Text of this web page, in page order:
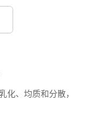
化、均质和分散，